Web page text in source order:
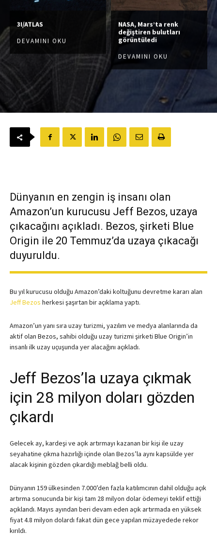
3I/ATLAS
DEVAMINI OKU
NASA, Mars’ta renk
değiştiren bulutları
görüntüledi
DEVAMINI OKU
Dünyanın en zengin iş insanı olan
Amazon’un kurucusu Jeff Bezos, uzaya
çıkacağını açıkladı. Bezos, şirketi Blue
Origin ile 20 Temmuz’da uzaya çıkacağı
duyuruldu.
Bu yıl kurucusu olduğu Amazon’daki koltuğunu devretme kararı alan
Jeff Bezos herkesi şaşırtan bir açıklama yaptı.
Amazon’un yanı sıra uzay turizmi, yazılım ve medya alanlarında da
aktif olan Bezos, sahibi olduğu uzay turizmi şirketi Blue Origin’in
insanlı ilk uzay uçuşunda yer alacağını açıkladı.
Jeff Bezos’la uzaya çıkmak
için 28 milyon doları gözden
çıkardı
Gelecek ay, kardeşi ve açık artırmayı kazanan bir kişi ile uzay
seyahatine çıkma hazırlığı içinde olan Bezos’la aynı kapsülde yer
alacak kişinin gözden çıkardığı meblağ belli oldu.
Dünyanın 159 ülkesinden 7.000’den fazla katılımcının dahil olduğu açık
artırma sonucunda bir kişi tam 28 milyon dolar ödemeyi teklif ettiği
açıklandı. Mayıs ayından beri devam eden açık artırmada en yüksek
fiyat 4.8 milyon dolardı fakat dün gece yapılan müzayedede rekor
kırıldı.